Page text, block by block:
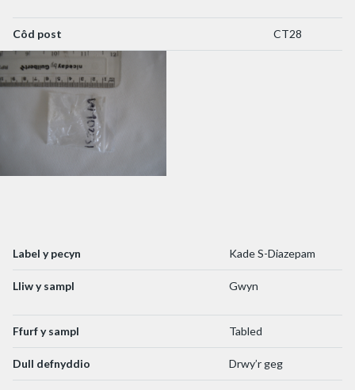
Côd post CT28
Label y pecyn Kade S-Diazepam
Lliw y sampl Gwyn
Ffurf y sampl Tabled
Dull defnyddio Drwy’r geg